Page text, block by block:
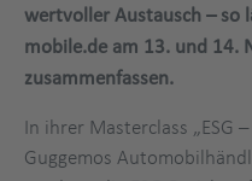
wertvoller Austausch – so
mobile.de am 13. und 14.
zusammenfassen.
In ihrer Masterclass „ESG
Guggemos